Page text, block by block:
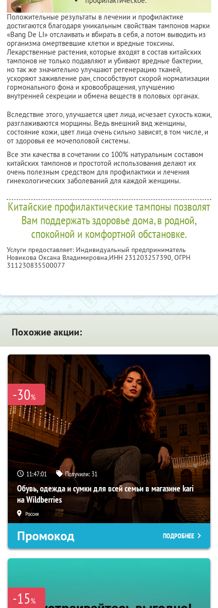
Положительные результаты в лечении и профилактике
достигаются благодаря уникальным свойствам тампонов марки
«Bang De LI» отслаивать и вбирать в себя, а потом выводить из
организма омертвевшие клетки и вредные токсины.
Лекарственные растения, которые входят в состав китайских
тампонов не только подавляют и убивают вредные бактерии,
но так же значительно улучшают регенерацию тканей,
ускоряют заживление ран, способствуют скорой нормализации
гормонального фона и кровообращения, улучшению
внутренней секреции и обмена веществ в половых органах.
Вследствие этого, улучшается цвет лица, исчезает сухость кожи,
разглаживаются морщины. Ведь внешний вид женщины,
состояние кожи, цвет лица очень сильно зависят, в том числе, и
от здоровья ее мочеполовой системы.
Все эти качества в сочетании со 100% натуральным составом
китайских тампонов и простотой использования делают их
очень полезным средством для профилактики и лечения
гинекологических заболеваний для каждой женщины.
Китайские профилактические тампоны позволят
Вам поддержать здоровье дома, в родной,
спокойной и комфортной обстановке.
Услуги предоставляет: Индивидуальный предприниматель
Новикова Оксана Владимировна,ИНН 231203257390, ОГРН
311230835500077
Похожие акции:
-30%
11:47:00 Получили: 31
Обувь, одежда и сумки для всей семьи в магазине kari
на Wildberries
Россия
Промокод ПОДРОБНЕЕ
-15%